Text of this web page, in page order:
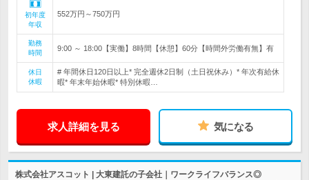
初年度
年収
552万円～750万円
勤務
時間
9:00 ～ 18:00【実働】8時間【休憩】60分【時間外労働有無】有
休日
休暇
# 年間休日120日以上* 完全週休2日制（土日祝休み）* 年次有給休
暇* 年末年始休暇* 特別休暇…
求人詳細を見る 気になる
株式会社アスコット | 大東建託の子会社｜ワークライフバランス◎